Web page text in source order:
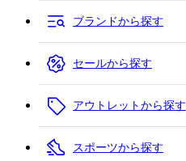
ブランドから探す
セールから探す
アウトレットから探す
スポーツから探す